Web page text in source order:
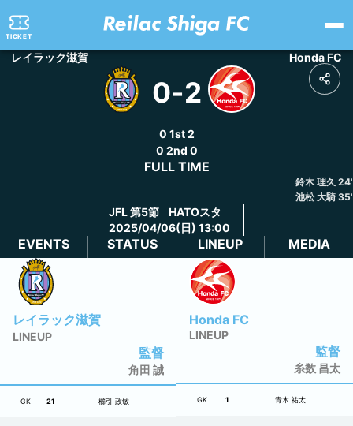
TICKET
レイラック滋賀 Honda FC
0-2
0 1st2
0 2nd 0
FULL TIME
鈴木 理久 24'
池松 大騎 35'
JFL第5節
HATOスタ
2025/04/06(日) 13:00
EVENTS STATUS LINEUP MEDIA
レイラック滋賀
LINEUP
監督
角田 誠
GK 21 櫛引 政敏
Honda FC
LINEUP
監督
糸数 昌太
GK 1 青木 祐太